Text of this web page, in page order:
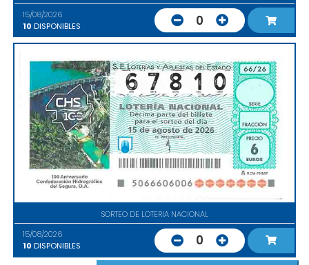
15/08/2026
10 DISPONIBLES 0
SORTEO DE LOTERIA NACIONAL
15/08/2026
10 DISPONIBLES 0